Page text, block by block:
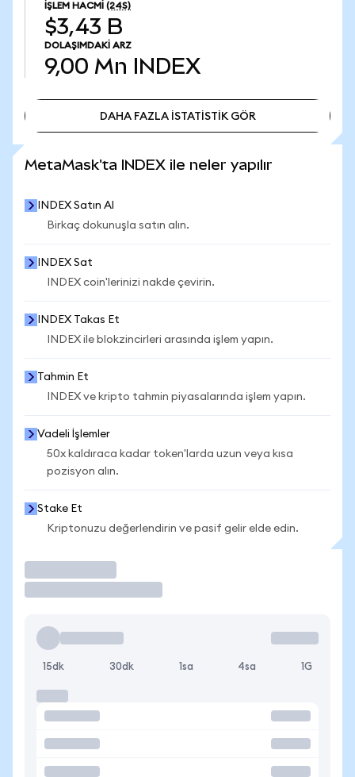
İŞLEM HACMI (24S)
$3,43 B
DOLAŞIMDAKI ARZ
9,00 Mn INDEX
DAHA FAZLA İSTATİSTİK GÖR
MetaMask'ta INDEX ile neler yapılır
INDEX Satın Al
Birkaç dokunuşla satın alın.
INDEX Sat
INDEX coin'lerinizi nakde çevirin.
INDEX Takas Et
INDEX ile blokzincirleri arasında işlem yapın.
Tahmin Et
INDEX ve kripto tahmin piyasalarında işlem yapın.
Vadeli İşlemler
50x kaldıraca kadar token'larda uzun veya kısa
pozisyon alın.
Stake Et
Kriptonuzu değerlendirin ve pasif gelir elde edin.
15dk 30dk 1sa 4sa 1G